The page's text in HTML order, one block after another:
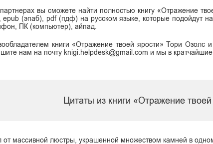
вы сможете найти полностью книгу «Отражение
(эпаб), pdf (пдф) на русском языке, которые подойдут на
ПК (компьютер), айпад.
книги «Отражение твоей ярости» Тори
нам на почту knigi.helpdesk@gmail.com и мы в кратчайшие
Цитаты из книги «Отражение
от массивной люстры, украшенной множеством камней в